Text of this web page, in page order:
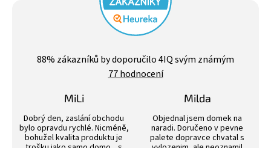
hodnocení
obchodu
je
hvězdiček.
88% zákazníků by doporučilo 4IQ svým známým
77 hodnocení
MiLi
Hodnocení obchodu je 3 z 5 hvězdiček.
Dobrý den, zaslání obchodu
bylo opravdu rychlé. Nicméně,
bohužel kvalita produktu je
Milda
Objednal jsem domek na
naradi. Doručeno v pevne
palete dopravce chvatal s